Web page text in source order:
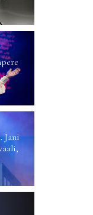
Jani